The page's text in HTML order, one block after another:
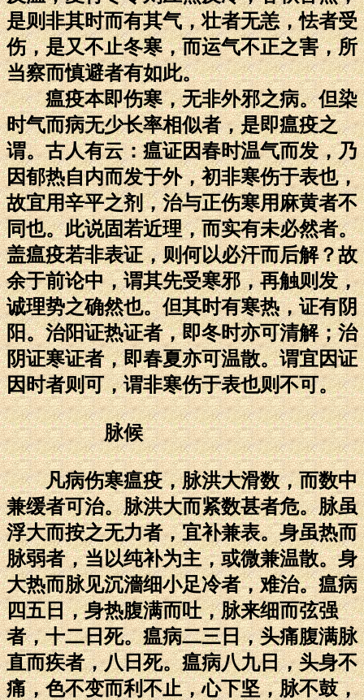
是则非其时而有其气，壮者无恙，怯者受
伤，是又不止冬寒，而运气不正之害，所
当察而慎避者有如此。
瘟疫本即伤寒，无非外邪之病。但染
时气而病无少长率相似者，是即瘟疫之
谓。古人有云：瘟证因春时温气而发，乃
因郁热自内而发于外，初非寒伤于表也，
故宜用辛平之剂，治与正伤寒用麻黄者不
同也。此说固若近理，而实有未必然者。
盖瘟疫若非表证，则何以必汗而后解？故
余于前论中，谓其先受寒邪，再触则发，
诚理势之确然也。但其时有寒热，证有阴
阳。治阳证热证者，即冬时亦可清解；治
阴证寒证者，即春夏亦可温散。谓宜因证
因时者则可，谓非寒伤于表也则不可。
脉候
凡病伤寒瘟疫，脉洪大滑数，而数中
兼缓者可治。脉洪大而紧数甚者危。脉虽
浮大而按之无力者，宜补兼表。身虽热而
脉弱者，当以纯补为主，或微兼温散。身
大热而脉见沉濇细小足冷者，难治。瘟病
四五日，身热腹满而吐，脉来细而弦强
者，十二日死。瘟病二三日，头痛腹满脉
直而疾者，八日死。瘟病八九日，头身不
痛，色不变而利不止，心下坚，脉不鼓，